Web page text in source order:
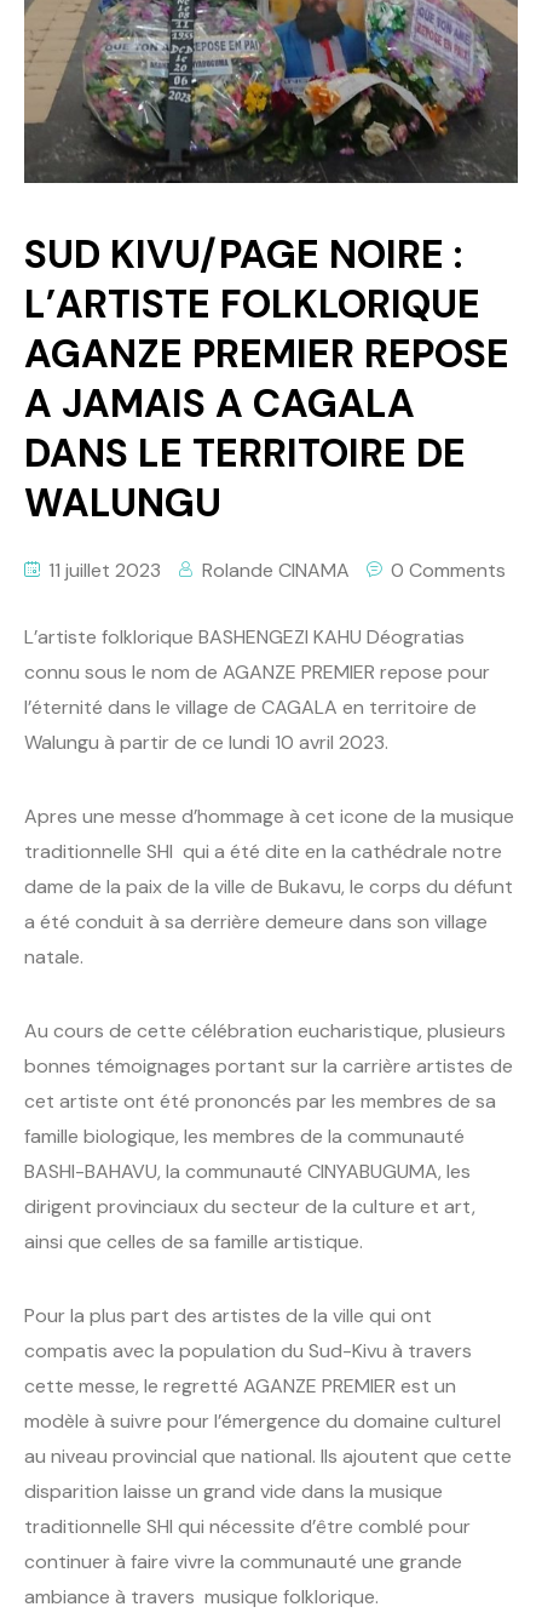
SUD KIVU/PAGE NOIRE :
L’ARTISTE FOLKLORIQUE
AGANZE PREMIER REPOSE
A JAMAIS A CAGALA
DANS LE TERRITOIRE DE
WALUNGU
11 juillet 2023 Rolande CINAMA 0 Comments
L’artiste folklorique BASHENGEZI KAHU Déogratias
connu sous le nom de AGANZE PREMIER repose pour
l’éternité dans le village de CAGALA en territoire de
Walungu à partir de ce lundi 10 avril 2023.
Apres une messe d’hommage à cet icone de la musique
traditionnelle SHI qui a été dite en la cathédrale notre
dame de la paix de la ville de Bukavu, le corps du défunt
a été conduit à sa derrière demeure dans son village
natale.
Au cours de cette célébration eucharistique, plusieurs
bonnes témoignages portant sur la carrière artistes de
cet artiste ont été prononcés par les membres de sa
famille biologique, les membres de la communauté
BASHI-BAHAVU, la communauté CINYABUGUMA, les
dirigent provinciaux du secteur de la culture et art,
ainsi que celles de sa famille artistique.
Pour la plus part des artistes de la ville qui ont
compatis avec la population du Sud-Kivu à travers
cette messe, le regretté AGANZE PREMIER est un
modèle à suivre pour l’émergence du domaine culturel
au niveau provincial que national. Ils ajoutent que cette
disparition laisse un grand vide dans la musique
traditionnelle SHI qui nécessite d’être comblé pour
continuer à faire vivre la communauté une grande
ambiance à travers musique folklorique.